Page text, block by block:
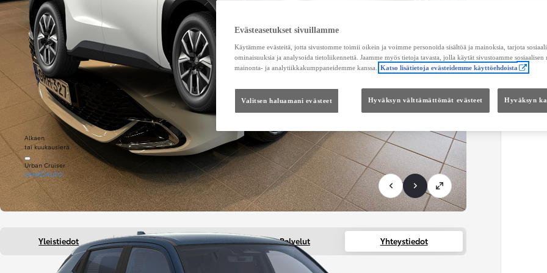
Alkaen
tai kuukausierä
Urban Cruiser
SÄHKÖAUTO
Yleistiedot Auton lisätiedot Palvelut Yhteystiedot
Evästeasetukset sivuillamme
Käytämme evästeitä, jotta sivustomme toimii oikein ja voimme personoida sisältöä ja mainoksia, tarjota
ominaisuuksia ja analysoida tietoliikennettä. Jaamme myös tietoja tavasta, jolla käytät sivustoamme sosiaalisen
mainonta- ja analytiikkakumppaneidemme kanssa.
Katso lisätietoja evästeidemme käyttöehdoista
Valitsen haluamani evästeet Hyväksyn välttämättömät evästeet Hyväksyn